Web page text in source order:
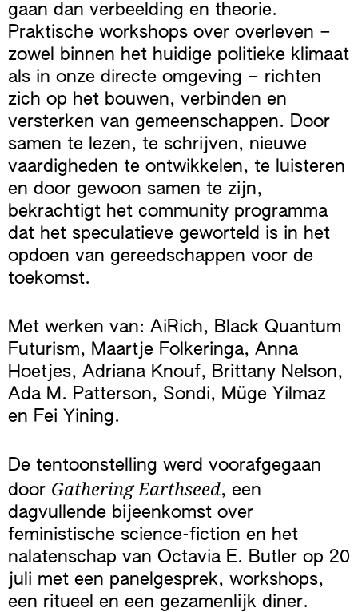
gaan dan verbeelding en theorie.
Praktische workshops over overleven –
zowel binnen het huidige politieke klimaat
als in onze directe omgeving – richten
zich op het bouwen, verbinden en
versterken van gemeenschappen. Door
samen te lezen, te schrijven, nieuwe
vaardigheden te ontwikkelen, te luisteren
en door gewoon samen te zijn,
bekrachtigt het community programma
dat het speculatieve geworteld is in het
opdoen van gereedschappen voor de
toekomst.
Met werken van: AiRich, Black Quantum
Futurism, Maartje Folkeringa, Anna
Hoetjes, Adriana Knouf, Brittany Nelson,
Ada M. Patterson, Sondi, Müge Yilmaz
en Fei Yining.
De tentoonstelling werd voorafgegaan
door Gathering Earthseed, een
dagvullende bijeenkomst over
feministische science-fiction en het
nalatenschap van Octavia E. Butler op 20
juli met een panelgesprek, workshops,
een ritueel en een gezamenlijk diner.